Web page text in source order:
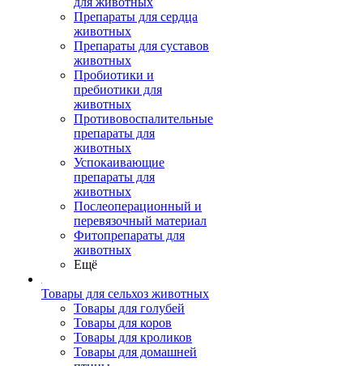
Препараты для сердца
животных
Препараты для суставов
животных
Пробиотики и
пребиотики для
животных
Противовоспалительные
препараты для
животных
Успокаивающие
препараты для
животных
Послеоперационный и
перевязочный материал
Фитопрепараты для
животных
Ещё
Товары для сельхоз животных
Товары для голубей
Товары для коров
Товары для кроликов
Товары для домашней